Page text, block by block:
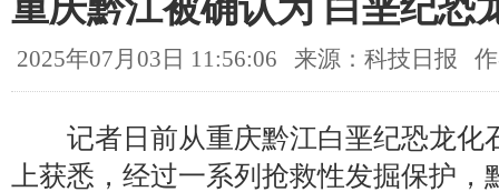
2025年07月03日 11:56:06 来源：科技日报
记者日前从重庆黔江白垩纪恐龙化
上获悉，经过一系列抢救性发掘保护